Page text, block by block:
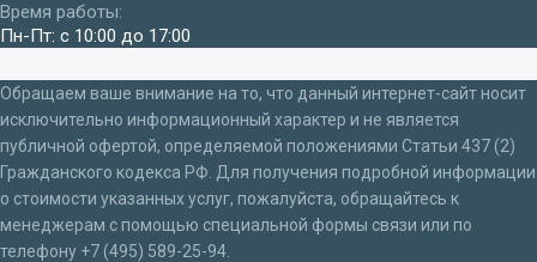
Время работы:
Пн-Пт: с 10:00 до 17:00
Обращаем ваше внимание на то, что данный интернет-сайт носит
исключительно информационный характер и не является
публичной офертой, определяемой положениями Статьи 437 (2)
Гражданского кодекса РФ. Для получения подробной информации
о стоимости указанных услуг, пожалуйста, обращайтесь к
менеджерам с помощью специальной формы связи или по
телефону +7 (495) 589-25-94.